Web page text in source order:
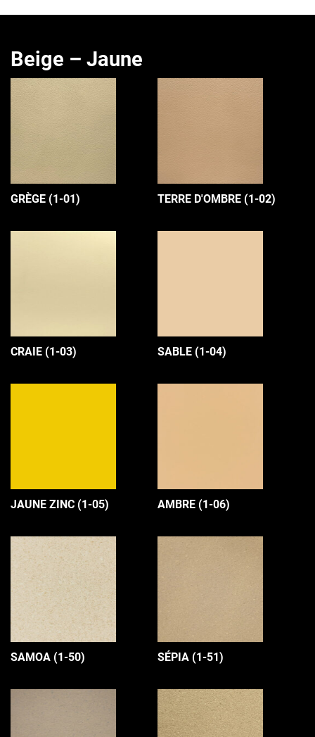
Beige – Jaune
GRÈGE (1-01) TERRE D'OMBRE (1-02)
CRAIE (1-03) SABLE (1-04)
JAUNE ZINC (1-05) AMBRE (1-06)
SAMOA (1-50) SÉPIA (1-51)